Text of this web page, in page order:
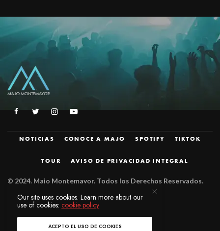
NOTICIAS CONOCE A MAJO SPOTIFY TIKTOK
TOUR AVISO DE PRIVACIDAD INTEGRAL
© 2024. Majo Montemayor. Todos los Derechos Reservados.
Our site uses cookies. Learn more about our
use of cookies:cookie policy
ACEPTO EL USO DE COOKIES